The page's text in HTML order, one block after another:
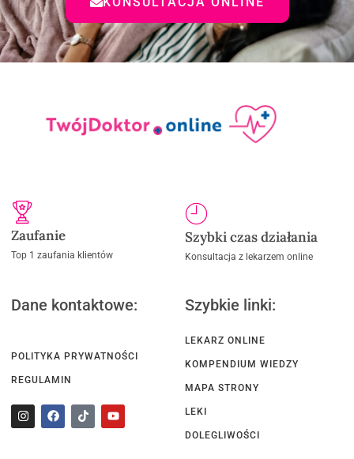
Zaufanie
Top 1 zaufania klientów
Szybki czas działania
Konsultacja z lekarzem online
Dane kontaktowe:
POLITYKA PRYWATNOŚCI
REGULAMIN
Szybkie linki:
LEKARZ ONLINE
KOMPENDIUM WIEDZY
MAPA STRONY
LEKI
DOLEGLIWOŚCI